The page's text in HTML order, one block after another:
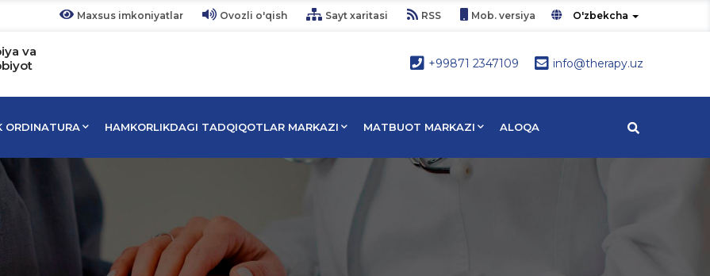
Maxsus imkoniyatlar Ovozli o'qish Sayt xaritasi RSS Mob. versiya O'zbekcha
va
+99871 2347109 info@therapy.uz
ORDINATURA HAMKORLIKDAGI TADQIQOTLAR MARKAZI MATBUOT MARKAZI ALOQA